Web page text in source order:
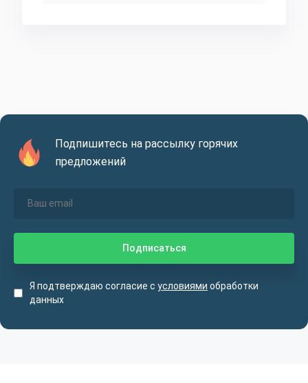
Подпишитесь на рассылку горячих
предложений
Я подтверждаю согласие с условиями обработки
данных